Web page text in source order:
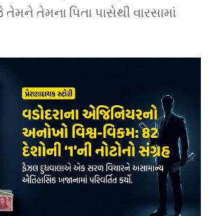
તેમના પિતા પાસેથી વારસામાં